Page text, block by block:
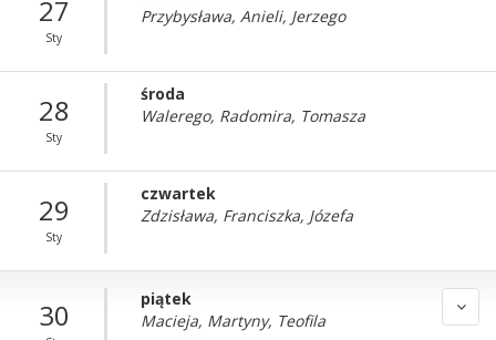
27
Sty
Przybysława, Anieli, Jerzego
28
Sty
środa
Walerego, Radomira, Tomasza
29
Sty
czwartek
Zdzisława, Franciszka, Józefa
30
piątek
Macieja, Martyny, Teofila